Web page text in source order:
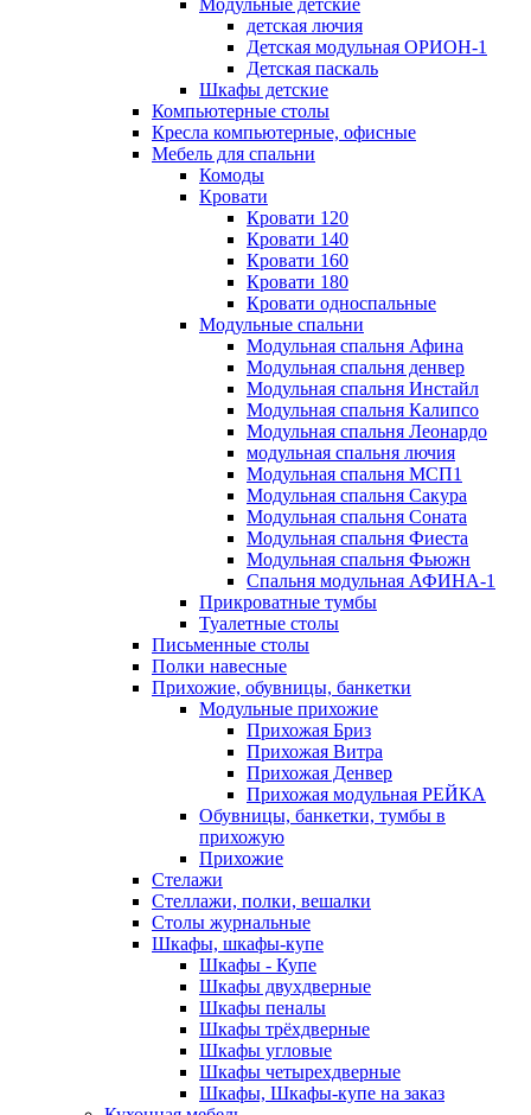
Модульные детские
детская лючия
Детская модульная ОРИОН-1
Детская паскаль
Шкафы детские
Компьютерные столы
Кресла компьютерные, офисные
Мебель для спальни
Комоды
Кровати
Кровати 120
Кровати 140
Кровати 160
Кровати 180
Кровати односпальные
Модульные спальни
Модульная спальня Афина
Модульная спальня денвер
Модульная спальня Инстайл
Модульная спальня Калипсо
Модульная спальня Леонардо
модульная спальня лючия
Модульная спальня МСП1
Модульная спальня Сакура
Модульная спальня Соната
Модульная спальня Фиеста
Модульная спальня Фьюжн
Спальня модульная АФИНА-1
Прикроватные тумбы
Туалетные столы
Письменные столы
Полки навесные
Прихожие, обувницы, банкетки
Модульные прихожие
Прихожая Бриз
Прихожая Витра
Прихожая Денвер
Прихожая модульная РЕЙКА
Обувницы, банкетки, тумбы в
прихожую
Прихожие
Стелажи
Стеллажи, полки, вешалки
Столы журнальные
Шкафы, шкафы-купе
Шкафы - Купе
Шкафы двухдверные
Шкафы пеналы
Шкафы трёхдверные
Шкафы угловые
Шкафы четырехдверные
Шкафы, Шкафы-купе на заказ